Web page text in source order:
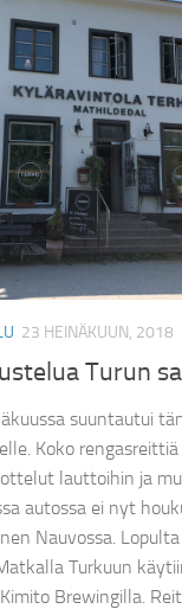
23 HEINÄKUUN, 2018
Turun
suuntautui
Koko
lauttoihin ja
autossa ei nyt
Nauvossa.
Turkuun
Brewingilla.